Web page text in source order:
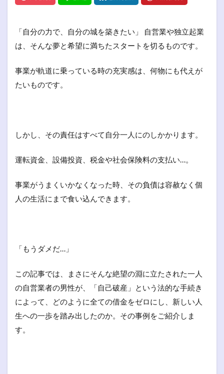
「自分の力で、自分の城を築きたい」 自営業や独立起業
は、そんな夢と希望に満ちたスタートを切るものです。
事業が軌道に乗っている時の充実感は、何物にも代えが
たいものです。
しかし、その責任はすべて自分一人にのしかかります。
運転資金、設備投資、税金や社会保険料の支払い…。
事業がうまくいかなくなった時、その負債は容赦なく個
人の生活にまで食い込んできます。
「もうダメだ…」
この記事では、まさにそんな絶望の淵に立たされた一人
の自営業者の男性が、「自己破産」という法的な手続き
によって、どのように全ての借金をゼロにし、新しい人
生への一歩を踏み出したのか。その事例をご紹介しま
す。